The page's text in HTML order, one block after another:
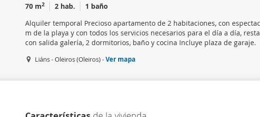
i
m
e
70 m2 2 hab.
1 baño
Alquiler temporal Precioso apartamento de 2 habitaciones, con
m de la playa y con todos los servicios necesarios para el día a día,
con salida galería, 2 dormitorios, baño y cocina Incluye plaza de garaje.
Liáns - Oleiros (Oleiros) -Ver mapa